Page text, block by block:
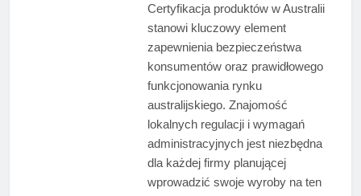
Certyfikacja produktów w Australii
stanowi kluczowy element
zapewnienia bezpieczeństwa
konsumentów oraz prawidłowego
funkcjonowania rynku
australijskiego. Znajomość
lokalnych regulacji i wymagań
administracyjnych jest niezbędna
dla każdej firmy planującej
wprowadzić swoje wyroby na ten